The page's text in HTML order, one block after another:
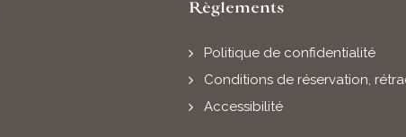
Règlements
Politique de confidentialité
Conditions de réservation,
Accessibilité